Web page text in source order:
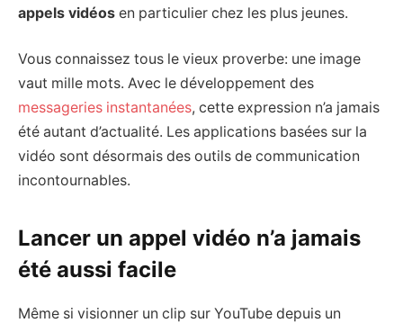
appels vidéos en particulier chez les plus jeunes.
Vous connaissez tous le vieux proverbe: une image
vaut mille mots. Avec le développement des
messageries instantanées, cette expression n’a jamais
été autant d’actualité. Les applications basées sur la
vidéo sont désormais des outils de communication
incontournables.
Lancer un appel vidéo n’a jamais
été aussi facile
Même si visionner un clip sur YouTube depuis un